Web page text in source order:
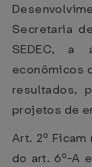
Secretaria
SEDEC, a
econômicos
resultados,
projetos de
Art. 2º
do art. 6º-A